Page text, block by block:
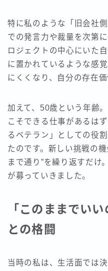
特に私のような「旧会社
での発言力や裁量を次第
ロジェクトの中心にいた
に置かれているような感
にくくなり、自分の存在
加えて、50歳という年齢
こそできる仕事があるは
るベテラン」としての役
たのです。新しい挑戦の
まで通り”を繰り返すだけ
が募っていきました。
「このままでい
との格闘
当時の私は、生活面では